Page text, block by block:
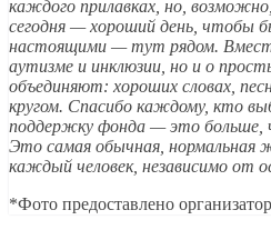
каждого прилавках, но,
сегодня — хороший день, чтобы
настоящими — тут рядом.
аутизме и инклюзии, но и о
объединяют: хороших словах,
кругом. Спасибо каждому, кто
поддержку фонда — это больше,
Это самая обычная, нормальная
каждый человек, независимо от
*Фото предоставлено